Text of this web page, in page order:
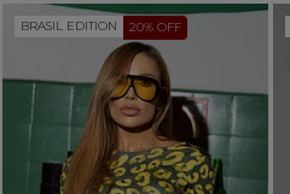
BRASIL EDITION 20% OFF